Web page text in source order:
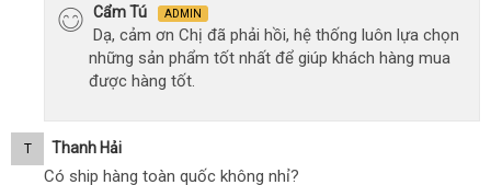
Cẩm Tú ADMIN
Dạ, cảm ơn Chị đã phải hồi, hệ thống luôn lựa chọn
những sản phẩm tốt nhất để giúp khách hàng mua
được hàng tốt.
T Thanh Hải
Có ship hàng toàn quốc không nhỉ?